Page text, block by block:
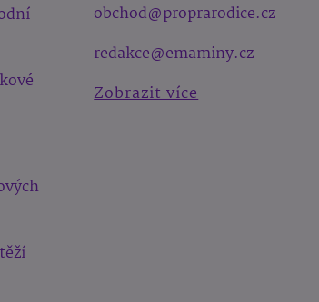
obchod@proprarodice.cz
redakce@emaminy.cz
Zobrazit více